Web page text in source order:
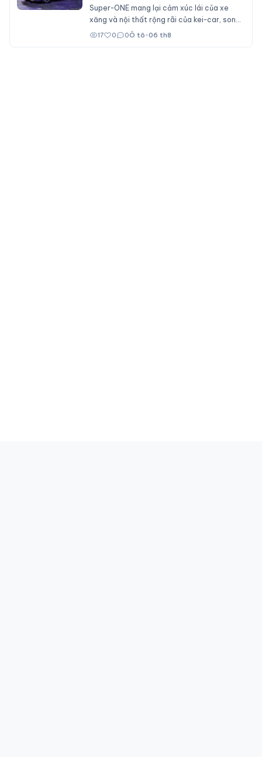
Super-ONE mang lại cảm xúc lái của xe
xăng và nội thất rộng rãi của kei-car, song
không dành cho số đông bởi giá bán ngang
17 0 0Ô tô•06 th8